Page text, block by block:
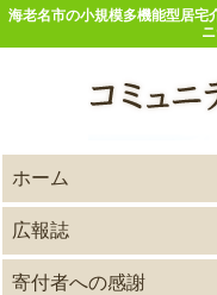
海老名市の小規模多機能型居宅
ホーム
広報誌
寄付者への感謝